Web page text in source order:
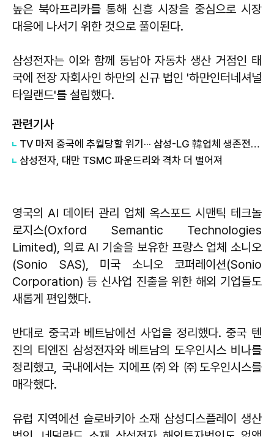
높은 북아프리카를 통해 신흥 시장을 중심으로 시장
대응에 나서기 위한 것으로 풀이된다.
삼성전자는 이와 함께 동남아 자동차 생산 거점인 태
국에 전장 자회사인 하만의 신규 법인 '하만인터네셔널
타일랜드'를 설립했다.
관련기사
TV 마저 중국에 추월당할 위기··· 삼성-LG 韓업체 생존전략은
삼성전자, 대만 TSMC 파운드리와 격차 더 벌어져
영국의 AI 데이터 관리 업체 옥스포드 시맨틱 테크놀
로지스(Oxford Semantic Technologies
Limited), 의료 AI 기술을 보유한 프랑스 업체 소니오
(Sonio SAS), 미국 소니오 코퍼레이션(Sonio
Corporation) 등 신사업 진출을 위한 해외 기업들도
새롭게 편입했다.
반대로 중국과 베트남에선 사업을 정리했다. 중국 텐
진의 티엔진 삼성전자와 베트남의 도우인시스 비나를
정리했고, 국내에서는 지에프㈜와 ㈜도우인시스를
매각했다.
유럽 지역에선 슬로바키아 소재 삼성디스플레이 생산